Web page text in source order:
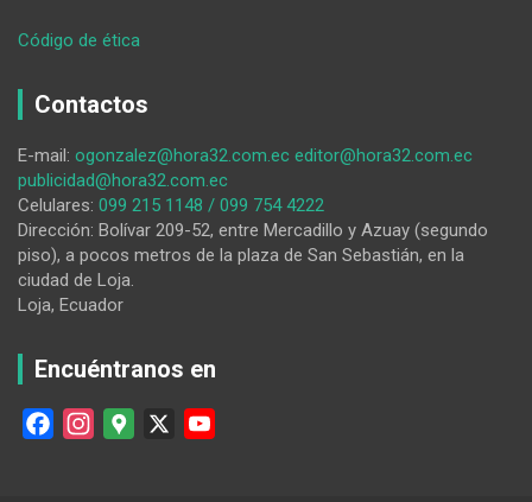
Código de ética
trabajos,
al
asfaltado,
en
la
vía
Contactos
E-mail: ogonzalez@hora32.com.ec editor@hora32.com.ec
publicidad@hora32.com.ec
Celulares: 099 215 1148 / 099 754 4222
Dirección: Bolívar 209-52, entre Mercadillo y Azuay (segundo
piso), a pocos metros de la plaza de San Sebastián, en la
ciudad de Loja.
Loja, Ecuador
Encuéntranos en